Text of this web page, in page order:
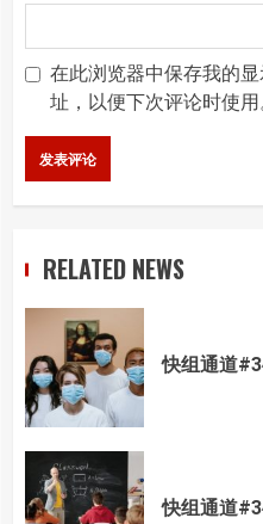
在此浏览器中保存我的
址，以便下次评论时使用
RELATED NEWS
快组通道
快组通道